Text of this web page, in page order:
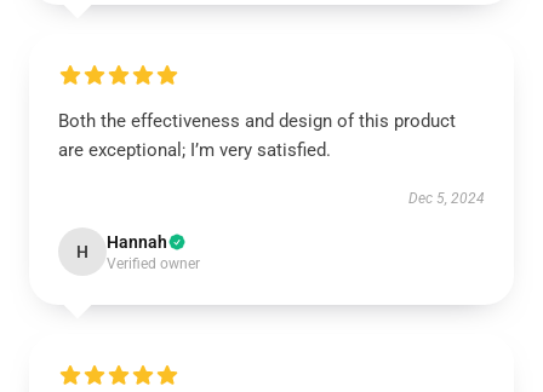
Both the effectiveness and design of this product
are exceptional; I’m very satisfied.
Dec 5, 2024
H Hannah
Verified owner